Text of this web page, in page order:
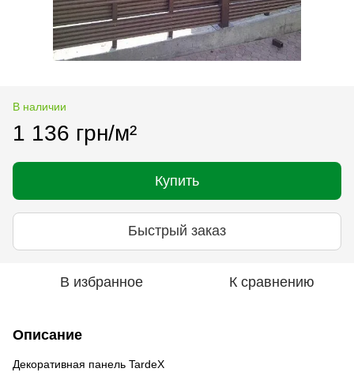
В наличии
1 136 грн/м²
Купить
Быстрый заказ
В избранное К сравнению
Описание
Декоративная панель TardeX